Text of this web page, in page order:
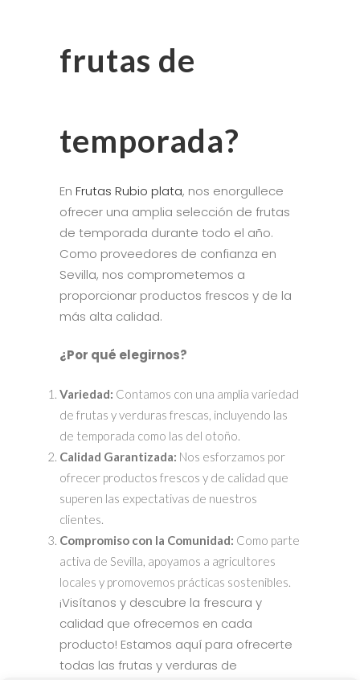
frutas de
temporada?
En Frutas Rubio plata, nos enorgullece
ofrecer una amplia selección de frutas
de temporada durante todo el año.
Como proveedores de confianza en
Sevilla, nos comprometemos a
proporcionar productos frescos y de la
más alta calidad.
¿Por qué elegirnos?
Variedad: Contamos con una amplia variedad
de frutas y verduras frescas, incluyendo las
de temporada como las del otoño.
Calidad Garantizada: Nos esforzamos por
ofrecer productos frescos y de calidad que
superen las expectativas de nuestros
clientes.
Compromiso con la Comunidad: Como parte
activa de Sevilla, apoyamos a agricultores
locales y promovemos prácticas sostenibles.
¡Visítanos y descubre la frescura y
calidad que ofrecemos en cada
producto! Estamos aquí para ofrecerte
todas las frutas y verduras de